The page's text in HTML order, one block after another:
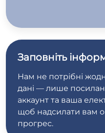
Заповніть
Нам не потрібні
дані — лише
аккаунт та ваша
щоб надсилати вам
прогрес.